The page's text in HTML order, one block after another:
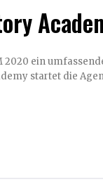
2020 ein
Mit der Story Academy startet